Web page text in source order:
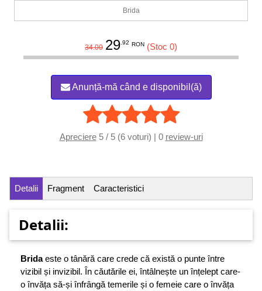
Brida
34.00 29.92 RON (Stoc 0)
Anunță-mă când e disponibil(ă)
Apreciere5 / 5 (6 voturi) | 0 review-uri
Detalii Fragment Caracteristici
Detalii:
Bridaeste o tânără care crede că există o punte între
vizibil și invizibil. În căutările ei, întâlnește un înțelept care-
o învăța să-și înfrângă temerile și o femeie care o învăța